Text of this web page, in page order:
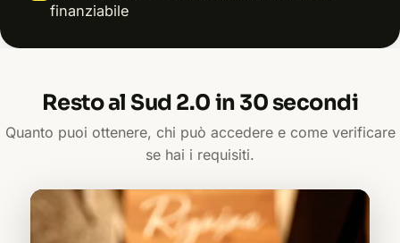
finanziabile
Resto al Sud 2.0 in 30 secondi
Quanto puoi ottenere, chi può accedere e come verificare
se hai i requisiti.